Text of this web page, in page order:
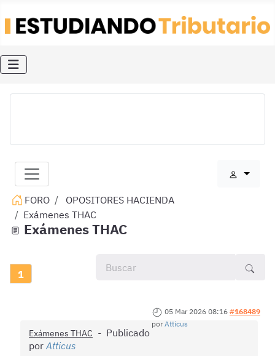
FORO
OPOSITORES HACIENDA
Exámenes THAC
Exámenes THAC
1
05 Mar 2026 08:16 #168489
porAtticus
Exámenes THAC
Publicado
porAtticus